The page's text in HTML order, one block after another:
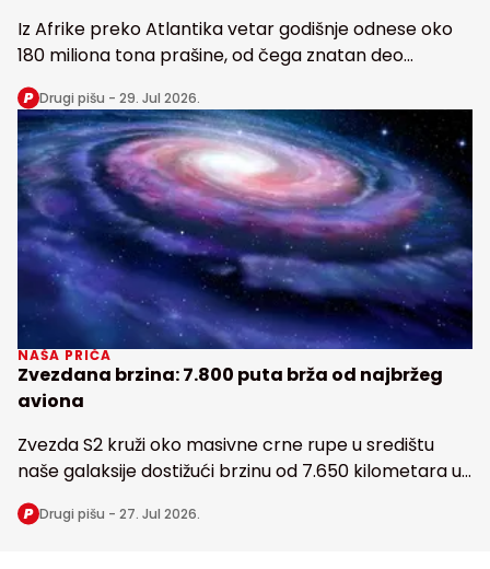
Iz Afrike preko Atlantika vetar godišnje odnese oko
180 miliona tona prašine, od čega znatan deo
snabdeva fosforom najveću tropsku kišnu šumu na
Zemlji
Drugi pišu - 29. Jul 2026.
NAŠA PRIČA
Zvezdana brzina: 7.800 puta brža od najbržeg
aviona
Zvezda S2 kruži oko masivne crne rupe u središtu
naše galaksije dostižući brzinu od 7.650 kilometara u
sekundi
Drugi pišu - 27. Jul 2026.